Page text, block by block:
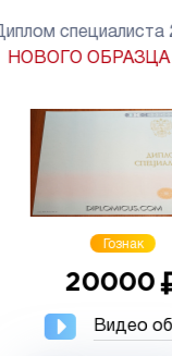
специалиста
НОВОГО ОБРАЗЦА
Гознак
20000
Видео